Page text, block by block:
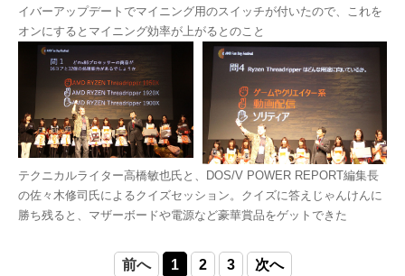
イバーアップデートでマイニング用のスイッチが付いたので、これを
オンにするとマイニング効率が上がるとのこと
テクニカルライター高橋敏也氏と、DOS/V POWER REPORT編集長
の佐々木修司氏によるクイズセッション。クイズに答えじゃんけんに
勝ち残ると、マザーボードや電源など豪華賞品をゲットできた
前へ 1 2 3 次へ